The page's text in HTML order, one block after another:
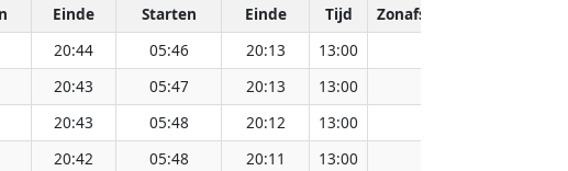
Einde Starten Einde Tijd
Zonafstand (Miljoen km)
20:44 05:46 20:13 13:00
20:43 05:47 20:13 13:00
20:43 05:48 20:12 13:00
20:42 05:48 20:11 13:00